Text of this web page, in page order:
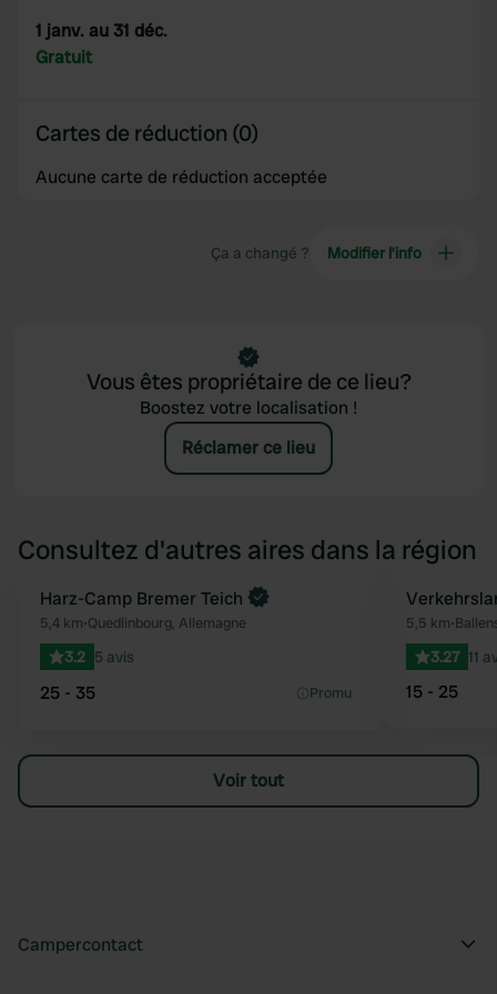
1 janv. au 31 déc.
Gratuit
Cartes de réduction (0)
Aucune carte de réduction acceptée
Ça a changé ? Modifier l’info
Vous êtes propriétaire de ce lieu?
Boostez votre localisation !
Réclamer ce lieu
Consultez d'autres aires dans la région
Préféré
Reserve maintenant
Harz-Camp Bremer Teich
5,4 km•Quedlinbourg, Allemagne
3.2 5 avis
25 - 35 Promu
Reserve
5,5 km•
3.27 11
15 - 25
Voir tout
Campercontact